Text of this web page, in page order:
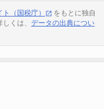
（国税庁）
をもとに独自
くは、 データの出典につい